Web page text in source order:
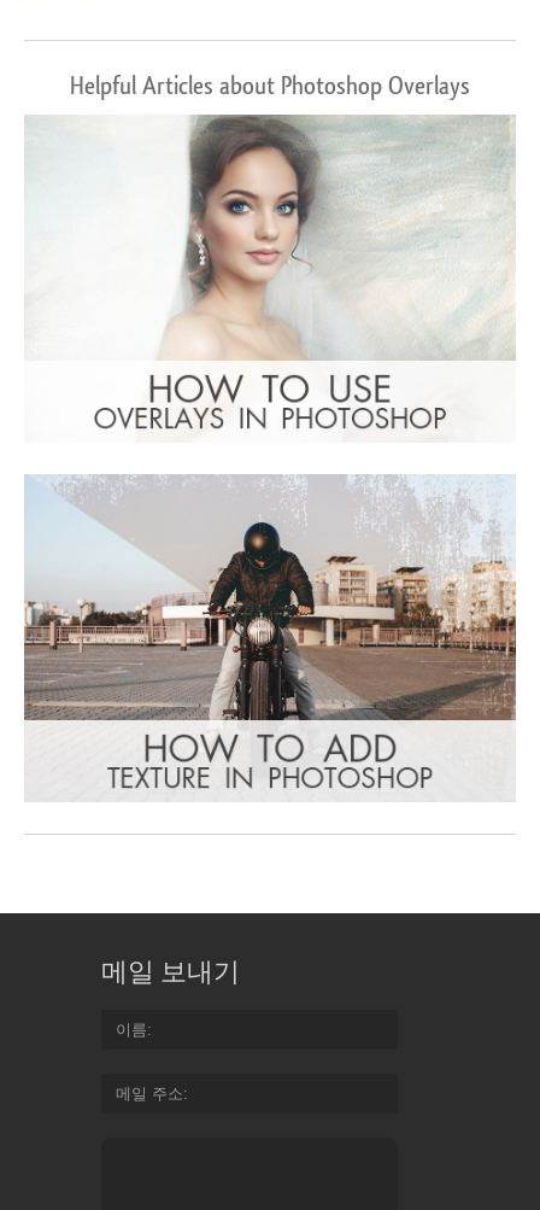
Helpful Articles about Photoshop Overlays
메일 보내기
이름
메일 주소